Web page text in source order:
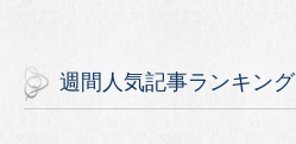
週間人気記事ランキング